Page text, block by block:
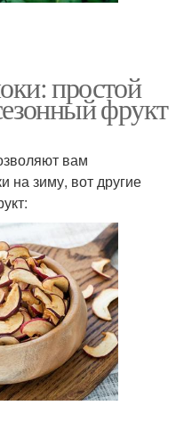
простой
фрукт
вам
на зиму, вот другие